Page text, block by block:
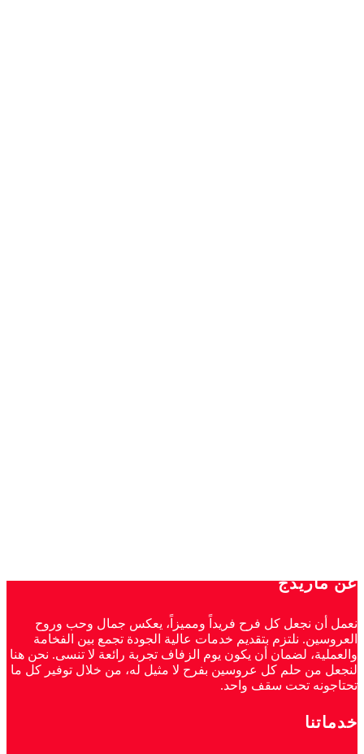
عن ماريدج
نعمل أن نجعل كل فرح فريداً ومميزاً، يعكس جمال وحب وروح
العروسين. نلتزم بتقديم خدمات عالية الجودة تجمع بين الفخامة
والعملية، لضمان أن يكون يوم الزفاف تجربة رائعة لا تنسى. نحن هنا
لنجعل من حلم كل عروسين بفرح لا مثيل له، من خلال توفير كل ما
تحتاجونه تحت سقف واحد.
خدماتنا